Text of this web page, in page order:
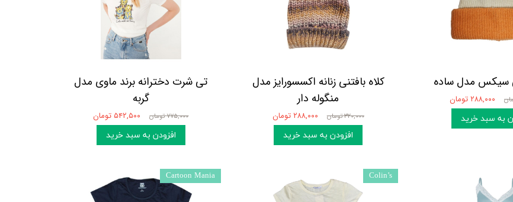
سیکس مدل ساده
۲۸۸,۰۰۰ تومان
به سبد خرید
کلاه بافتنی زنانه اکسسورایز مدل
منگوله دار
۳۲۰,۰۰۰ تومان ۲۸۸,۰۰۰ تومان
افزودن به سبد خرید
تی شرت دخترانه برند ماوی مدل
گربه
۷۷۵,۰۰۰ تومان ۵۴۲,۵۰۰ تومان
افزودن به سبد خرید
Colin’s
Cartoon Mania